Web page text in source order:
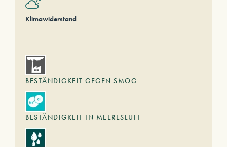
Klimawiderstand
BESTÄNDIGKEIT GEGEN SMOG
BESTÄNDIGKEIT IN MEERESLUFT